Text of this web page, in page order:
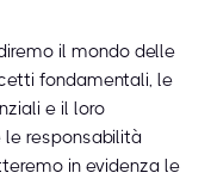
il mondo delle
fondamentali, le
e il loro
le responsabilità
in evidenza le